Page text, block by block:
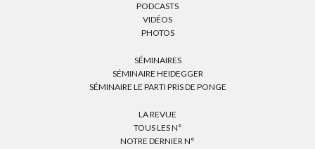
PODCASTS
VIDÉOS
PHOTOS
SÉMINAIRES
SÉMINAIRE HEIDEGGER
SÉMINAIRE LE PARTI PRIS DE PONGE
LA REVUE
TOUS LES N°
NOTRE DERNIER N°